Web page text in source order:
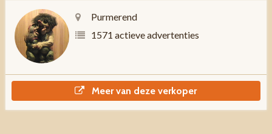
Purmerend
1571 actieve advertenties
Meer van deze verkoper